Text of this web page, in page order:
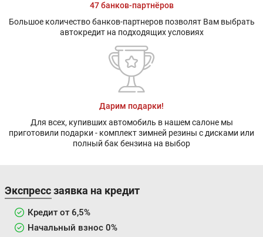
47 банков-партнёров
Большое количество банков-партнеров позволят Вам выбрать
автокредит на подходящих условиях
Дарим подарки!
Для всех, купивших автомобиль в нашем салоне мы
приготовили подарки - комплект зимней резины с дисками или
полный бак бензина на выбор
Экспресс заявка на кредит
Кредит от 6,5%
Начальный взнос 0%